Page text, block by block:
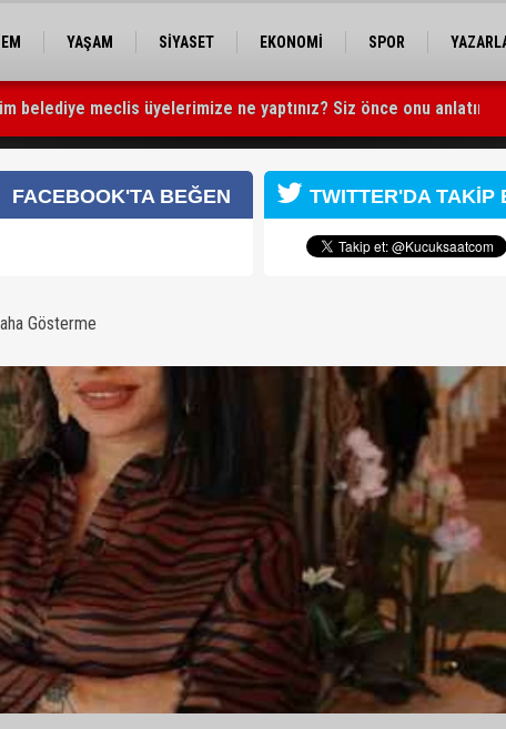
YAŞAM SİYASET EKONOMİ SPOR
belediye meclis üyelerimize ne yaptınız? Siz önce onu anlatın”
ilginç açıklamalar:Kemik kadrom dediğim insanlar bana ihanet etti
FACEBOOK'TA BEĞEN TWITTER'DA TAKİP
Gösterme